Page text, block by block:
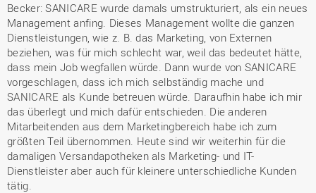
Becker: SANICARE wurde damals umstrukturiert, als ein neues
Management anfing. Dieses Management wollte die ganzen
Dienstleistungen, wie z. B. das Marketing, von Externen
beziehen, was für mich schlecht war, weil das bedeutet hätte,
dass mein Job wegfallen würde. Dann wurde von SANICARE
vorgeschlagen, dass ich mich selbständig mache und
SANICARE als Kunde betreuen würde. Daraufhin habe ich mir
das überlegt und mich dafür entschieden. Die anderen
Mitarbeitenden aus dem Marketingbereich habe ich zum
größten Teil übernommen. Heute sind wir weiterhin für die
damaligen Versandapotheken als Marketing- und IT-
Dienstleister aber auch für kleinere unterschiedliche Kunden
tätig.